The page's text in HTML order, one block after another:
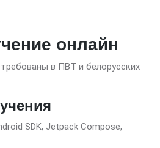
онлайн
в ПВТ и белорусских
SDK, Jetpack Compose,